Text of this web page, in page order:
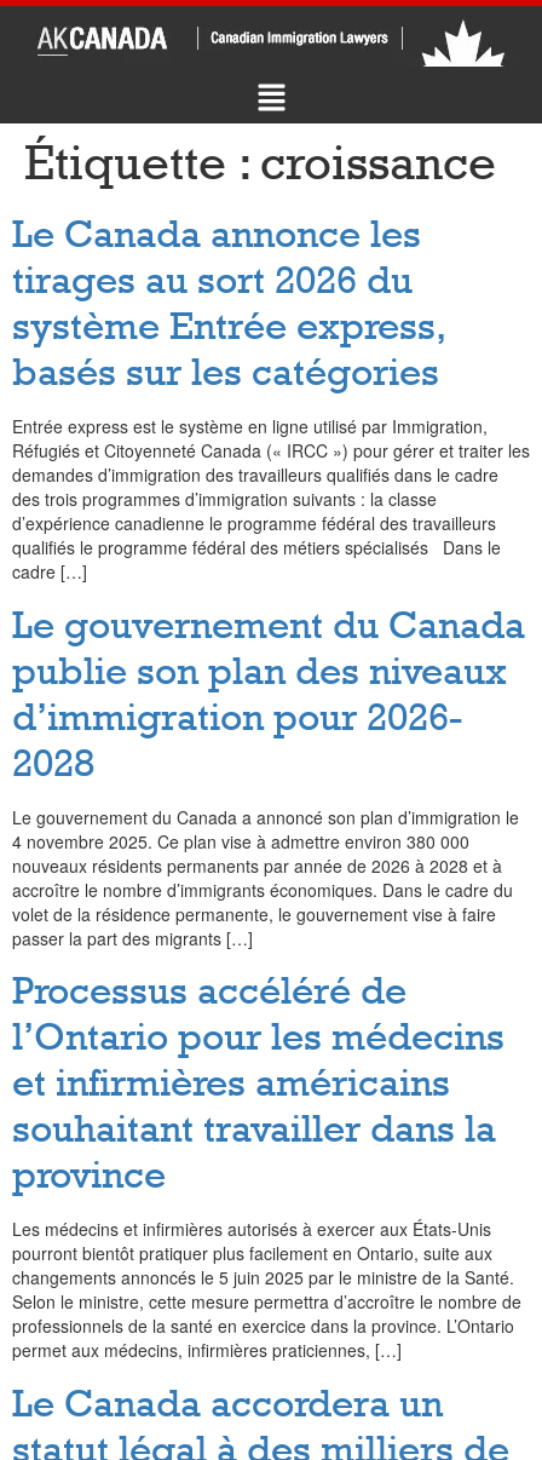
Étiquette : croissance
Le Canada annonce les
tirages au sort 2026 du
système Entrée express,
basés sur les catégories
Entrée express est le système en ligne utilisé par Immigration,
Réfugiés et Citoyenneté Canada (« IRCC ») pour gérer et traiter les
demandes d’immigration des travailleurs qualifiés dans le cadre
des trois programmes d’immigration suivants : la classe
d’expérience canadienne le programme fédéral des travailleurs
qualifiés le programme fédéral des métiers spécialisés Dans le
cadre […]
Le gouvernement du Canada
publie son plan des niveaux
d’immigration pour 2026-
2028
Le gouvernement du Canada a annoncé son plan d’immigration le
4 novembre 2025. Ce plan vise à admettre environ 380 000
nouveaux résidents permanents par année de 2026 à 2028 et à
accroître le nombre d’immigrants économiques. Dans le cadre du
volet de la résidence permanente, le gouvernement vise à faire
passer la part des migrants […]
Processus accéléré de
l’Ontario pour les médecins
et infirmières américains
souhaitant travailler dans la
province
Les médecins et infirmières autorisés à exercer aux États-Unis
pourront bientôt pratiquer plus facilement en Ontario, suite aux
changements annoncés le 5 juin 2025 par le ministre de la Santé.
Selon le ministre, cette mesure permettra d’accroître le nombre de
professionnels de la santé en exercice dans la province. L’Ontario
permet aux médecins, infirmières praticiennes, […]
Le Canada accordera un
statut légal à des milliers de